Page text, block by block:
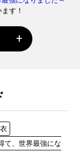
す！
て、世界最強にな